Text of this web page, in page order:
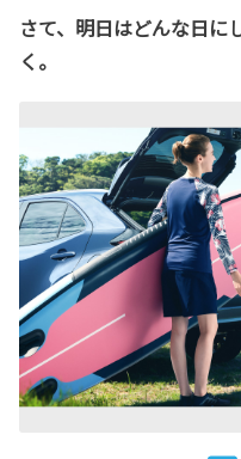
さて、明日はどんな日に
く。